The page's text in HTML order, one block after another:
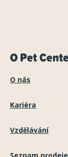
O Pet
O nás
Kariéra
Vzdělávání
Seznam